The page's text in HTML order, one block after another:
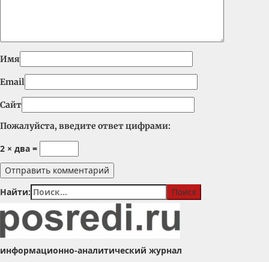
Имя
Email
Сайт
Пожалуйста, введите ответ цифрами:
2 × два =
Найти:
информационно-аналитический журнал